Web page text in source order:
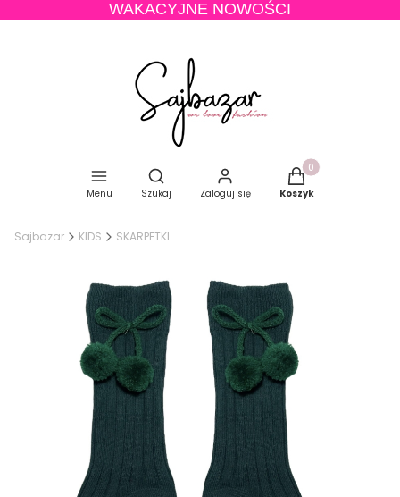
WAKACYJNE NOWOŚCI
Menu
Otwórz wyszukiwarkę
Szukaj Zaloguj się
Produkty w
Koszyk
Sajbazar KIDS SKARPETKI